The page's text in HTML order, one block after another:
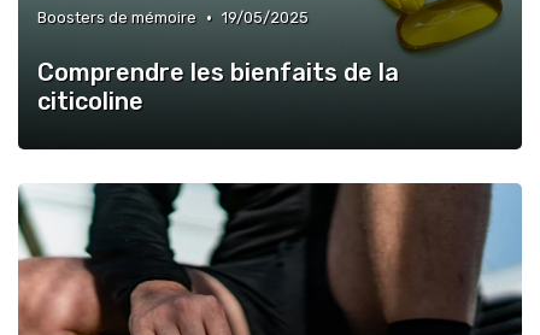
Boosters de mémoire • 19/05/2025
Comprendre les bienfaits de la
citicoline